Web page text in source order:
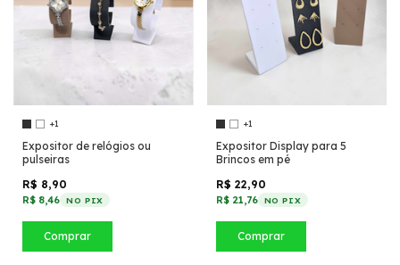
+1
Expositor de relógios ou
pulseiras
R$ 8,90
R$ 8,46 NO PIX
Comprar
+1
Expositor Display para 5
Brincos em pé
R$ 22,90
R$ 21,76 NO PIX
Comprar